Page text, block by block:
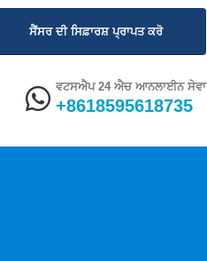
ਸੈਂਸਰ ਦੀ ਸਿਫ਼ਾਰਸ਼ ਪ੍ਰਾਪਤ ਕਰੋ
ਵਟਸਐਪ 24 ਐਚ ਆਨਲਾਈਨ ਸੇਵਾ
+8618595618735